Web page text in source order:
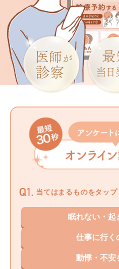
当てはまるものをタップ
眠れない・起
仕事に行く
動悸・不安